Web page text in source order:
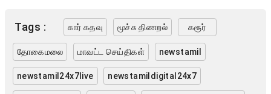
Tags : கார் கதவு மூச்சு திணறல் கரூர்
தோகைமலை மாவட்ட செய்திகள் newstamil
newstamil24x7live newstamildigital24x7